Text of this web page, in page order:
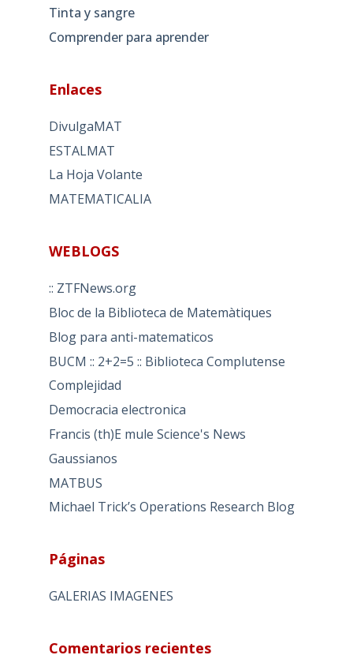
Tinta y sangre
Comprender para aprender
Enlaces
DivulgaMAT
ESTALMAT
La Hoja Volante
MATEMATICALIA
WEBLOGS
:: ZTFNews.org
Bloc de la Biblioteca de Matemàtiques
Blog para anti-matematicos
BUCM :: 2+2=5 :: Biblioteca Complutense
Complejidad
Democracia electronica
Francis (th)E mule Science's News
Gaussianos
MATBUS
Michael Trick’s Operations Research Blog
Páginas
GALERIAS IMAGENES
Comentarios recientes